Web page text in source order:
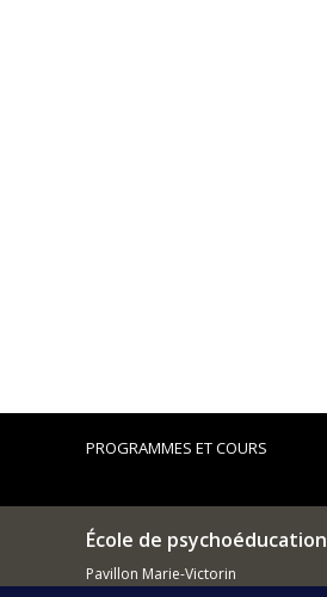
PROGRAMMES ET COURS
École de psychoéducation
Pavillon Marie-Victorin